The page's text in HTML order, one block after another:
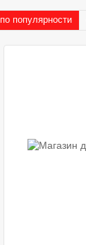
по популярности